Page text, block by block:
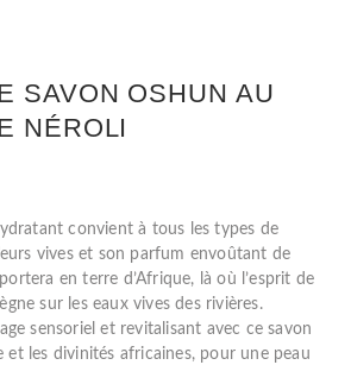
SAVON OSHUN AU
NÉROLI
convient à tous les types de
vives et son parfum envoûtant de
en terre d’Afrique, là où l’esprit de
sur les eaux vives des rivières.
sensoriel et revitalisant avec ce savon
et les divinités africaines, pour une peau